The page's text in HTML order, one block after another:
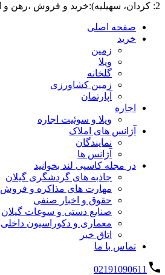
2: کردان، سهیلیه):خرید و فروش ،رهن و اجاره
صفحه اصلی
خرید
زمین
ویلا
گلخانه
زمین کشاورزی
آپارتمان
اجاره
ویلا و سوئیت اجاره
آژانس های املاک
نمایندگان
آژانس ها
در مجله کاسپی لند بخوانید
جاذبه های گردشگری گیلان
مهارت های مذاکره و فروش
حقوق و اخبار صنفی
صنایع دستی و سوغات گیلان
معماری و دکوراسیون داخلی
اتاق خبر
تماس با ما
02191090611